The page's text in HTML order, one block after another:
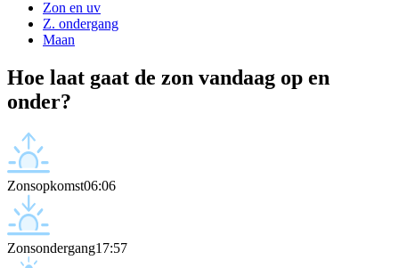
Zon en uv
Z. ondergang
Maan
Hoe laat gaat de zon vandaag op en
onder?
Zonsopkomst06:06
Zonsondergang17:57